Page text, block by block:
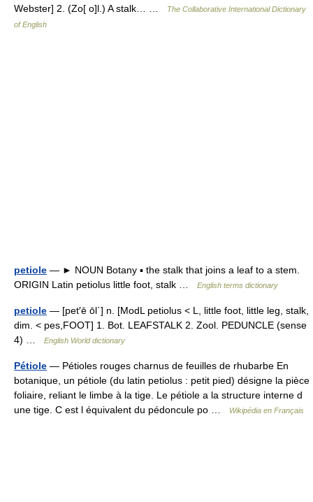
Webster] 2. (Zo[ o]l.) A stalk… …
The Collaborative International Dictionary
of English
petiole — ► NOUN Botany ▪ the stalk that joins a leaf to a stem.
ORIGIN Latin petiolus little foot, stalk …
English terms dictionary
petiole — [pet′ē ōl΄] n. [ModL petiolus < L, little foot, little leg, stalk,
dim. < pes,FOOT] 1. Bot. LEAFSTALK 2. Zool. PEDUNCLE (sense
4) …
English World dictionary
Pétiole — Pétioles rouges charnus de feuilles de rhubarbe En
botanique, un pétiole (du latin petiolus : petit pied) désigne la pièce
foliaire, reliant le limbe à la tige. Le pétiole a la structure interne d
une tige. C est l équivalent du pédoncule po …
Wikipédia en Français